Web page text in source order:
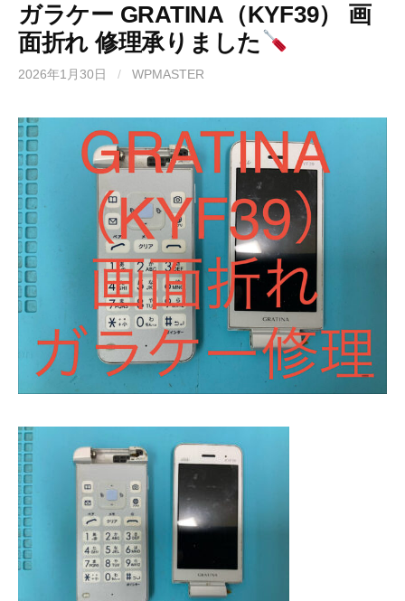
ガラケー GRATINA（KYF39） 画
面折れ 修理承りました
2026年1月30日 / WPMASTER